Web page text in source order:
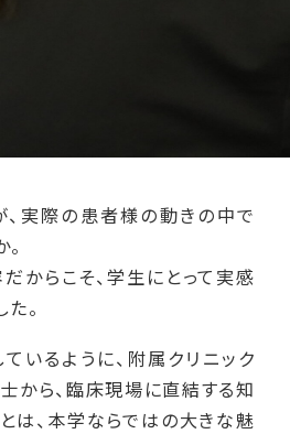
実際の患者様の動きの中で
からこそ、学生にとって実感
。
いるように、附属クリニック
から、臨床現場に直結する知
は、本学ならではの大きな魅